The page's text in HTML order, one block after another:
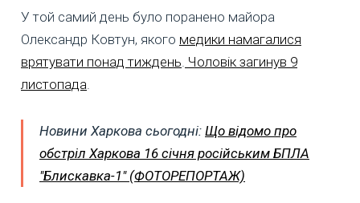
У той самий день було поранено майора
Олександр Ковтун, якого медики намагалися
врятувати понад тиждень Чоловік загинув 9
листопада
Новини Харкова сьогодні: Що відомо про
обстріл Харкова 16 січня російським БПЛА
"Блискавка-1" (ФОТОРЕПОРТАЖ)